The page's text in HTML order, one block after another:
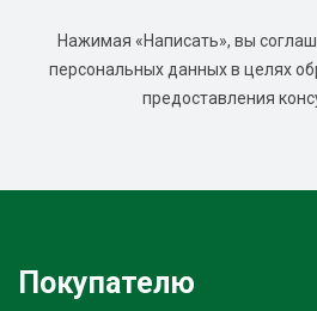
Нажимая «Написать», вы
персональных данных в целях
предоставления
Покупателю